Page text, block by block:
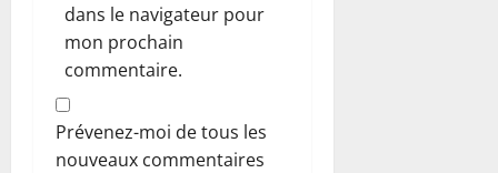
dans le navigateur pour
mon prochain
commentaire.
Prévenez-moi de tous les
nouveaux commentaires